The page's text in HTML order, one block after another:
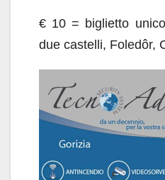
€ 10 = biglietto
due castelli, Foledôr,